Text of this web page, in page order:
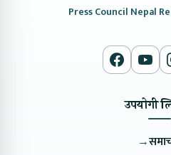
Press Council Nepal
उपयोगी
→